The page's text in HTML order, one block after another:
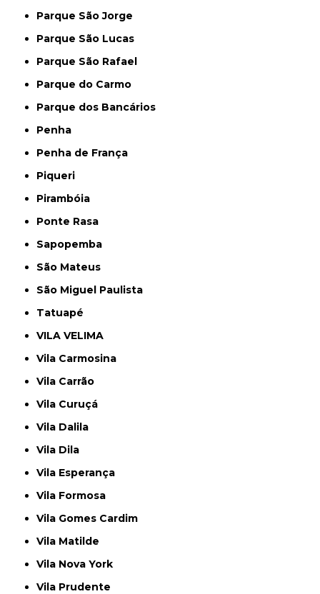
Parque São Jorge
Parque São Lucas
Parque São Rafael
Parque do Carmo
Parque dos Bancários
Penha
Penha de França
Piqueri
Pirambóia
Ponte Rasa
Sapopemba
São Mateus
São Miguel Paulista
Tatuapé
VILA VELIMA
Vila Carmosina
Vila Carrão
Vila Curuçá
Vila Dalila
Vila Dila
Vila Esperança
Vila Formosa
Vila Gomes Cardim
Vila Matilde
Vila Nova York
Vila Prudente